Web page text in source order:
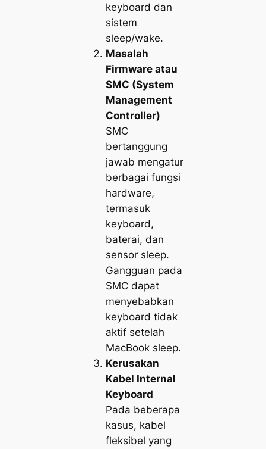
keyboard dan
sistem
sleep/wake.
Masalah
Firmware atau
SMC (System
Management
Controller)
SMC
bertanggung
jawab mengatur
berbagai fungsi
hardware,
termasuk
keyboard,
baterai, dan
sensor sleep.
Gangguan pada
SMC dapat
menyebabkan
keyboard tidak
aktif setelah
MacBook sleep.
Kerusakan
Kabel Internal
Keyboard
Pada beberapa
kasus, kabel
fleksibel yang